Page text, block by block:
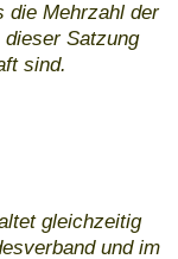
die Mehrzahl der
Satzung
sind.
gleichzeitig
und im